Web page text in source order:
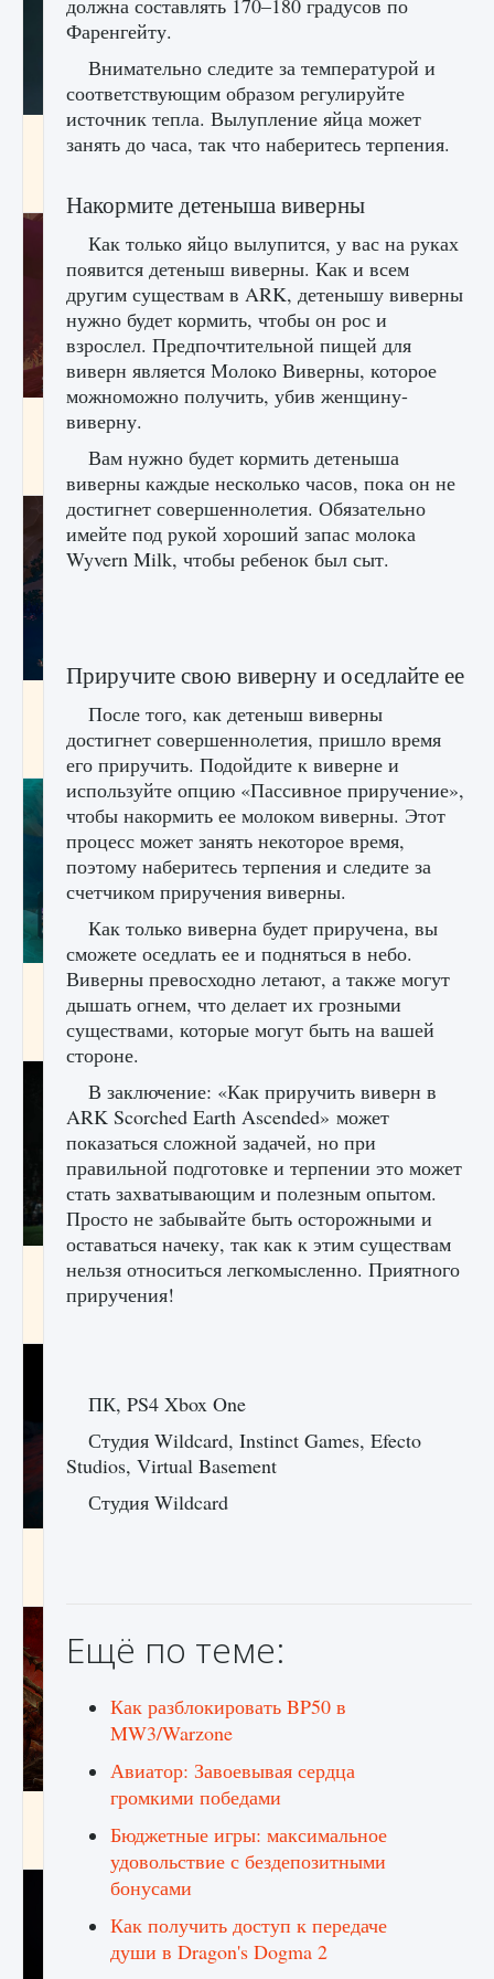
Как проверить статус сервера Delta Force
Hawk Ops
Как приручить существ джунглей Нари в
игре Creatures of Ava
9 августа 2024 1 218 0
Creatures of Ava
9 августа 2024 1 393
Как приручить существ из степей Тамура в
игре Creatures of Ava
9 августа 2024 1 164 0 0
Как исправить ошибку EA FC 25 beta,
которая не работает
Как найти Гробницу Изгоев в Diablo 4
9 августа 2024 1 337 0 0
должна составлять 170–180 градусов по
Фаренгейту.
Внимательно следите за температурой и
соответствующим образом регулируйте
источник тепла. Вылупление яйца может
занять до часа, так что наберитесь терпения.
Накормите детеныша виверны
Как только яйцо вылупится, у вас на руках
появится детеныш виверны. Как и всем
другим существам в ARK, детенышу виверны
нужно будет кормить, чтобы он рос и
взрослел. Предпочтительной пищей для
виверн является Молоко Виверны, которое
можноможно получить, убив женщину-
виверну.
Вам нужно будет кормить детеныша
виверны каждые несколько часов, пока он не
достигнет совершеннолетия. Обязательно
имейте под рукой хороший запас молока
Wyvern Milk, чтобы ребенок был сыт.
Приручите свою виверну и оседлайте ее
После того, как детеныш виверны
достигнет совершеннолетия, пришло время
его приручить. Подойдите к виверне и
используйте опцию «Пассивное приручение»,
чтобы накормить ее молоком виверны. Этот
процесс может занять некоторое время,
поэтому наберитесь терпения и следите за
счетчиком приручения виверны.
Как только виверна будет приручена, вы
сможете оседлать ее и подняться в небо.
Виверны превосходно летают, а также могут
дышать огнем, что делает их грозными
существами, которые могут быть на вашей
стороне.
В заключение: «Как приручить виверн в
ARK Scorched Earth Ascended» может
показаться сложной задачей, но при
правильной подготовке и терпении это может
стать захватывающим и полезным опытом.
Просто не забывайте быть осторожными и
оставаться начеку, так как к этим существам
нельзя относиться легкомысленно. Приятного
приручения!
ПК, PS4 Xbox One
Студия Wildcard, Instinct Games, Efecto
Studios, Virtual Basement
Студия Wildcard
Ещё по теме:
Как разблокировать BP50 в
MW3/Warzone
Авиатор: Завоевывая сердца
громкими победами
Бюджетные игры: максимальное
удовольствие с бездепозитными
бонусами
Как получить доступ к передаче
души в Dragon's Dogma 2